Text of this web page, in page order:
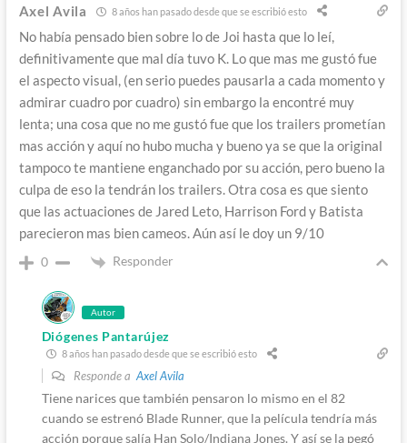
Axel Avila 8 años han pasado desde que se escribió esto
No había pensado bien sobre lo de Joi hasta que lo leí,
definitivamente que mal día tuvo K. Lo que mas me gustó fue
el aspecto visual, (en serio puedes pausarla a cada momento y
admirar cuadro por cuadro) sin embargo la encontré muy
lenta; una cosa que no me gustó fue que los trailers prometían
mas acción y aquí no hubo mucha y bueno ya se que la original
tampoco te mantiene enganchado por su acción, pero bueno la
culpa de eso la tendrán los trailers. Otra cosa es que siento
que las actuaciones de Jared Leto, Harrison Ford y Batista
parecieron mas bien cameos. Aún así le doy un 9/10
0 Responder
Autor
Diógenes Pantarújez
8 años han pasado desde que se escribió esto
Responde a Axel Avila
Tiene narices que también pensaron lo mismo en el 82
cuando se estrenó Blade Runner, que la película tendría más
acción porque salía Han Solo/Indiana Jones. Y así se la pegó